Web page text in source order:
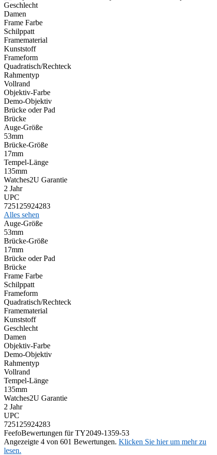
Geschlecht
Damen
Frame Farbe
Schilppatt
Framematerial
Kunststoff
Frameform
Quadratisch/Rechteck
Rahmentyp
Vollrand
Objektiv-Farbe
Demo-Objektiv
Brücke oder Pad
Brücke
Auge-Größe
53mm
Brücke-Größe
17mm
Tempel-Länge
135mm
Watches2U Garantie
2 Jahr
UPC
725125924283
Alles sehen
Auge-Größe
53mm
Brücke-Größe
17mm
Brücke oder Pad
Brücke
Frame Farbe
Schilppatt
Frameform
Quadratisch/Rechteck
Framematerial
Kunststoff
Geschlecht
Damen
Objektiv-Farbe
Demo-Objektiv
Rahmentyp
Vollrand
Tempel-Länge
135mm
Watches2U Garantie
2 Jahr
UPC
725125924283
FeefoBewertungen für TY2049-1359-53
Angezeigte 4 von 601 Bewertungen. Klicken Sie hier um mehr zu
lesen.